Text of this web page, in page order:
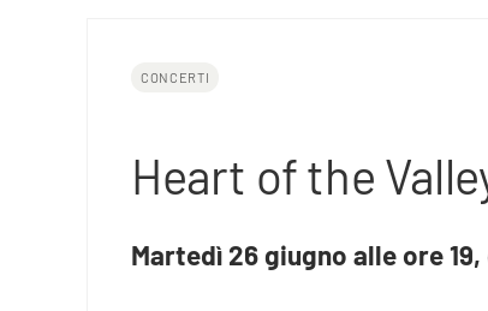
CONCERTI
Heart of the
Martedì 26 giugno alle ore